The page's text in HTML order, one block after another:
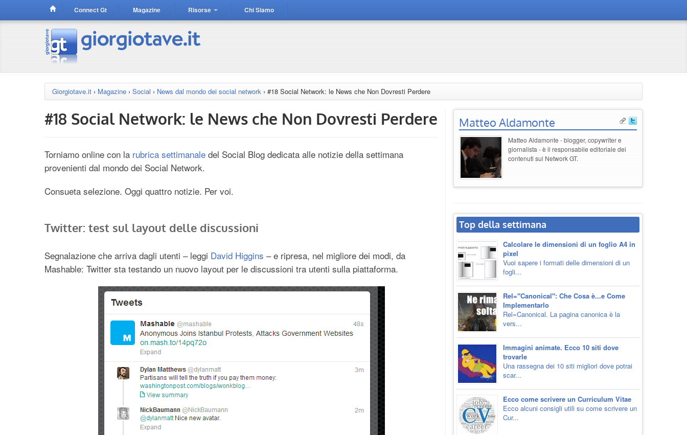
Connect Gt Magazine Risorse Chi Siamo
Giorgiotave.it › Magazine › Social › News dal mondo dei social network › #18 Social Network: le News che Non Dovresti Perdere
#18 Social Network: le News che Non Dovresti Perdere
Torniamo online con la rubrica settimanale del Social Blog dedicata alle notizie della settimana
provenienti dal mondo dei Social Network.
Consueta selezione. Oggi quattro notizie. Per voi.
Twitter: test sul layout delle discussioni
Segnalazione che arriva dagli utenti – leggi David Higgins – e ripresa, nel migliore dei modi, da
Mashable: Twitter sta testando un nuovo layout per le discussioni tra utenti sulla piattaforma.
Matteo Aldamonte
Matteo Aldamonte - blogger, copywriter e
giornalista - è il responsabile editoriale dei
contenuti sul Network GT.
Top della settimana
Calcolare le dimensioni di un foglio A4 in
pixel
Vuoi sapere i formati delle dimensioni di un
fogli...
Rel="Canonical": Che Cosa è...e Come
Implementarlo
Rel=Canonical. La pagina canonica è la
vers...
Immagini animate. Ecco 10 siti dove
trovarle
Una rassegna dei 10 siti migliori dove potrai
scar...
Ecco come scrivere un Curriculum Vitae
Ecco alcuni consigli utili su come scrivere un
Cur...